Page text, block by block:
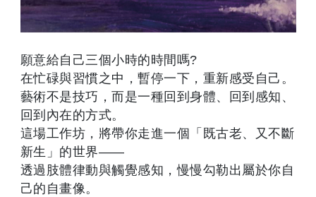
願意給自己三個小時的時間嗎?
在忙碌與習慣之中，暫停一下，重新感受自己。
藝術不是技巧，而是一種回到身體、回到感知、
回到內在的方式。
這場工作坊，將帶你走進一個「既古老、又不斷
新生」的世界——
透過肢體律動與觸覺感知，慢慢勾勒出屬於你自
己的自畫像。